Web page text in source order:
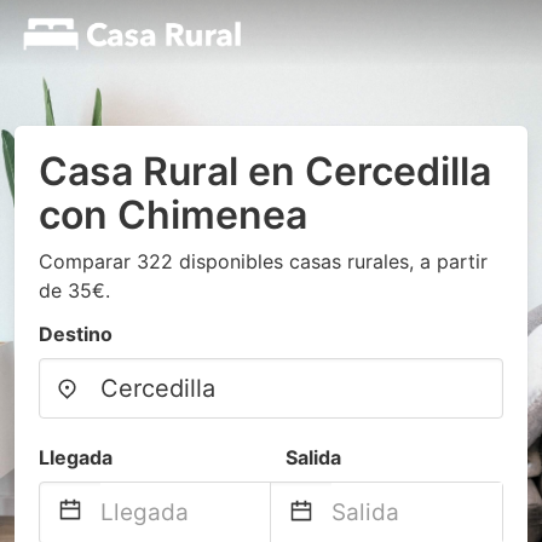
Casa Rural en Cercedilla
con Chimenea
Comparar 322 disponibles casas rurales, a partir
de 35€.
Destino
Llegada Salida